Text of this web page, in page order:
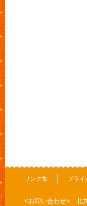
リンク集 プライ
<お問い合わせ> 北